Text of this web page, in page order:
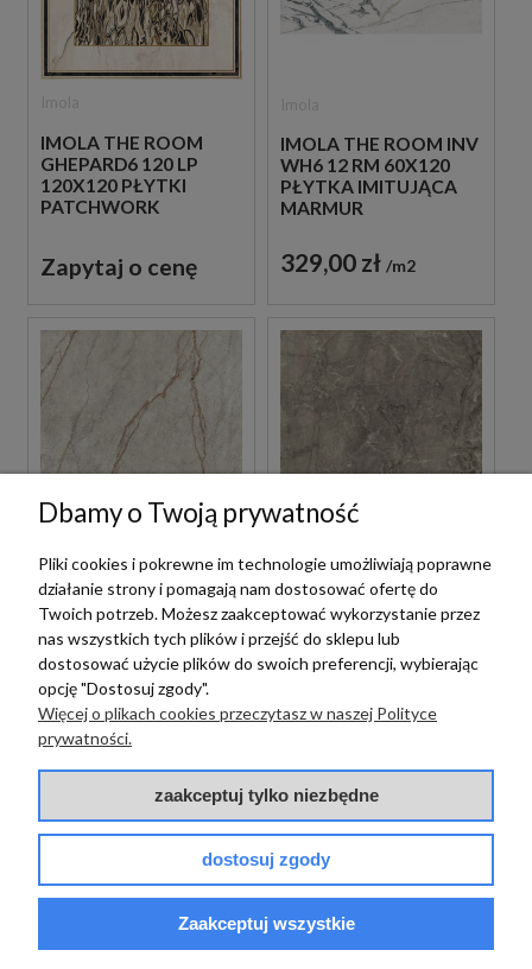
IMOLA THE ROOM
GHEPARD6 120 LP
120X120 PŁYTKI
PATCHWORK
Zapytaj o cenę
IMOLA THE ROOM INV
WH6 12 RM 60X120
PŁYTKA IMITUJĄCA
MARMUR
329,00 zł m2
Imola
IMOLA THE ROOM
GRE RO6 120 LP
120X120 PŁYTKI
MARMUROWE
GRESOWE
485,00 zł m2
Imola
IMOLA THE ROOM BRE
DU6 120 LP 120X120
PŁYTKI ONYKS
GRESOWE
485,00 zł m2
Dbamy o Twoją prywatność
Pliki cookies i pokrewne im technologie umożliwiają poprawne
działanie strony i pomagają nam dostosować ofertę do
Twoich potrzeb. Możesz zaakceptować wykorzystanie przez
nas wszystkich tych plików i przejść do sklepu lub
dostosować użycie plików do swoich preferencji, wybierając
opcję "Dostosuj zgody".
Więcej o plikach cookies przeczytasz w naszej Polityce
prywatności.
zaakceptuj tylko niezbędne
dostosuj zgody
Zaakceptuj wszystkie